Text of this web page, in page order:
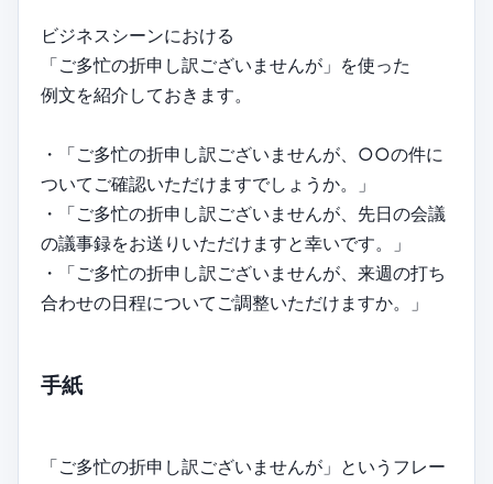
ビジネスシーンにおける
「ご多忙の折申し訳ございませんが」を使った
例文を紹介しておきます。
・「ご多忙の折申し訳ございませんが、○○の件に
ついてご確認いただけますでしょうか。」
・「ご多忙の折申し訳ございませんが、先日の会議
の議事録をお送りいただけますと幸いです。」
・「ご多忙の折申し訳ございませんが、来週の打ち
合わせの日程についてご調整いただけますか。」
手紙
「ご多忙の折申し訳ございませんが」というフレー